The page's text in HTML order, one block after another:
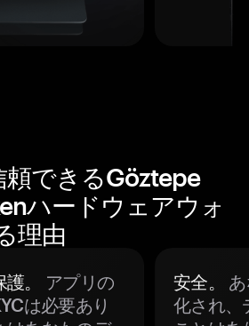
できるGöztepe
ハードウェアウォ
理由
。
アプリの
は必要あり
安全。
化され、